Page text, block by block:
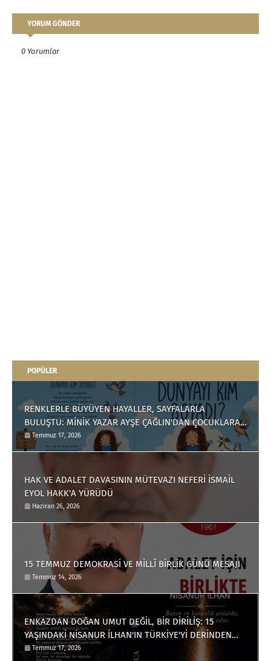
YORUM GÖNDER
0 Yorumlar
POPÜLER
RENKLERLE BÜYÜYEN HAYALLER, SAYFALARLA
BULUŞTU: MİNİK YAZAR AYŞE ÇAĞLIN'DAN ÇOCUKLARA
ANLAMLI BİR ESER
Temmuz 17, 2026
HAK VE ADALET DAVASININ MÜTEVAZI NEFERİ İSMAİL
EYOL HAKK'A YÜRÜDÜ
Haziran 26, 2026
15 TEMMUZ DEMOKRASİ VE MİLLÎ BİRLİK GÜNÜ MESAJI
Temmuz 14, 2026
ENKAZDAN DOĞAN UMUT DEĞİL, BİR DİRİLİŞ: 15
YAŞINDAKİ NİSANUR İLHAN'IN TÜRKİYE'Yİ DERİNDEN
ETKİLEYECEK HİKÂYESİ
Temmuz 17, 2026